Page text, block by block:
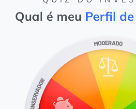
Qual é meu Perfil